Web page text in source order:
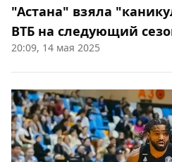
"Астана" взяла
ВТБ на следующий
20:09, 14 мая 2025